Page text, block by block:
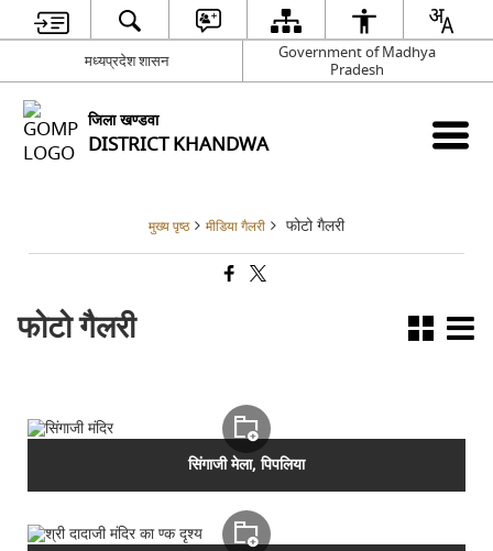
मध्‍यप्रदेश शासन
Government of Madhya
Pradesh
जिला खण्‍डवा
DISTRICT KHANDWA
मुख्य पृष्ठ मीडिया गैलरी फोटो गैलरी
फोटो गैलरी
सिंगाजी मेला, पिपलिया